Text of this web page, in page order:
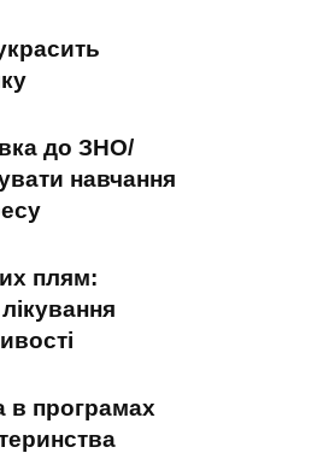
до ЗНО/
навчання
плям:
в програмах